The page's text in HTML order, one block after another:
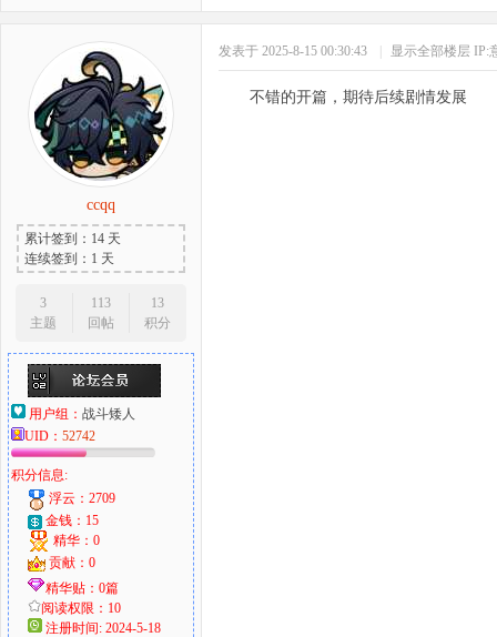
ccqq
累计签到：14 天
连续签到：1 天
3
主题
113
回帖
13
积分
用户组： 战斗矮人
UID： 52742
积分信息:
浮云：2709
金钱：15
精华：0
贡献：0
精华贴：0篇
阅读权限：10
注册时间: 2024-5-18
发表于 2025-8-15 00:30:43 显示全部楼层 IP:
不错的开篇，期待后续剧情发展